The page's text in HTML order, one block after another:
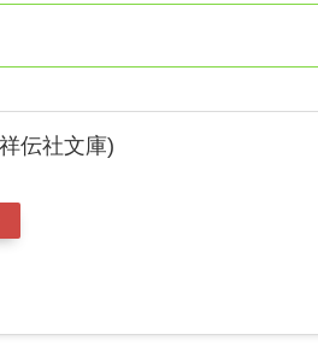
伝社文庫)